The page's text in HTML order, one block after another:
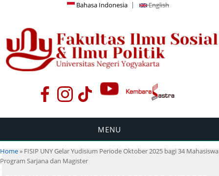
Bahasa Indonesia English
MENU
You are here
Home» FISIP UNY Gelar Yudisium Periode Oktober 2025 bagi 34 Mahasiswa
Program Sarjana dan Magister